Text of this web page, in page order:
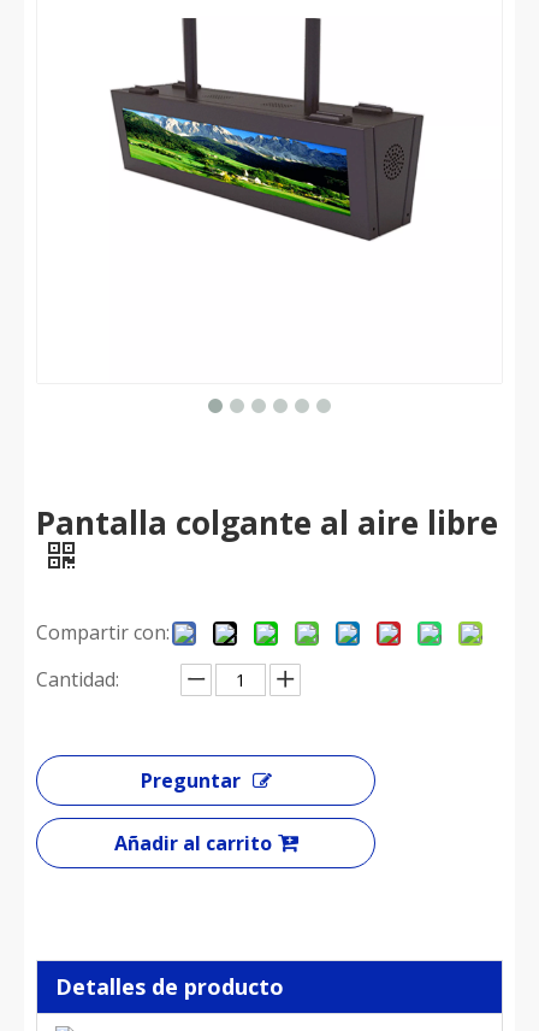
Pantalla colgante al aire libre
Compartir con:
Cantidad:
Preguntar
Añadir al carrito
Detalles de producto